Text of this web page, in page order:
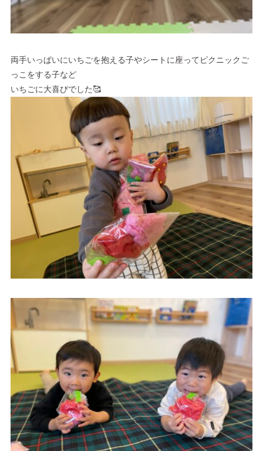
両手いっぱいにいちごを抱える子やシートに座ってピクニックご
っこをする子など
いちごに大喜びでした🥰